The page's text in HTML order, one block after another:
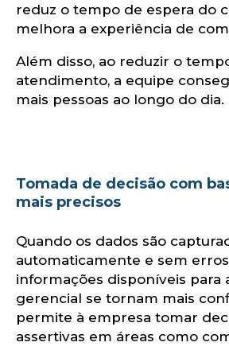
reduz o tempo de espera do
melhora a experiência de
Além disso, ao reduzir o
atendimento, a equipe
mais pessoas ao longo do dia.
Tomada de decisão com
mais precisos
Quando os dados são
automaticamente e sem
informações disponíveis para
gerencial se tornam mais
permite à empresa tomar
assertivas em áreas como